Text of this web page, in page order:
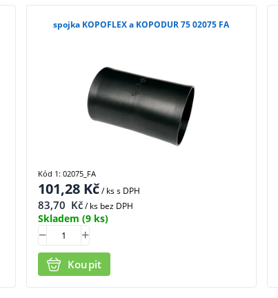
spojka KOPOFLEX a KOPODUR 75 02075 FA
101,28Kč/ kss DPH
83,70 Kč/ ks bez DPH
Skladem (9 ks)
Koupit
Kód 1: 02075_FA